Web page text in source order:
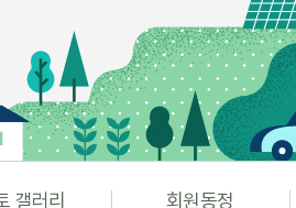
갤러리 회원동정